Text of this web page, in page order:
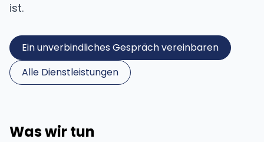
ist.
Ein unverbindliches Gespräch vereinbaren
Alle Dienstleistungen
Was wir tun